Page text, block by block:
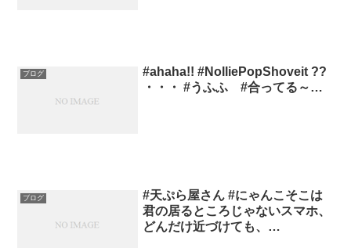
ブログ
#ahaha!! #NolliePopShoveit ??
・・・ #うふふ #合ってる～…
ブログ
#天ぷら屋さん #にゃんこそこは
君の居るところじゃないスマホ、
どんだけ近づけても、…